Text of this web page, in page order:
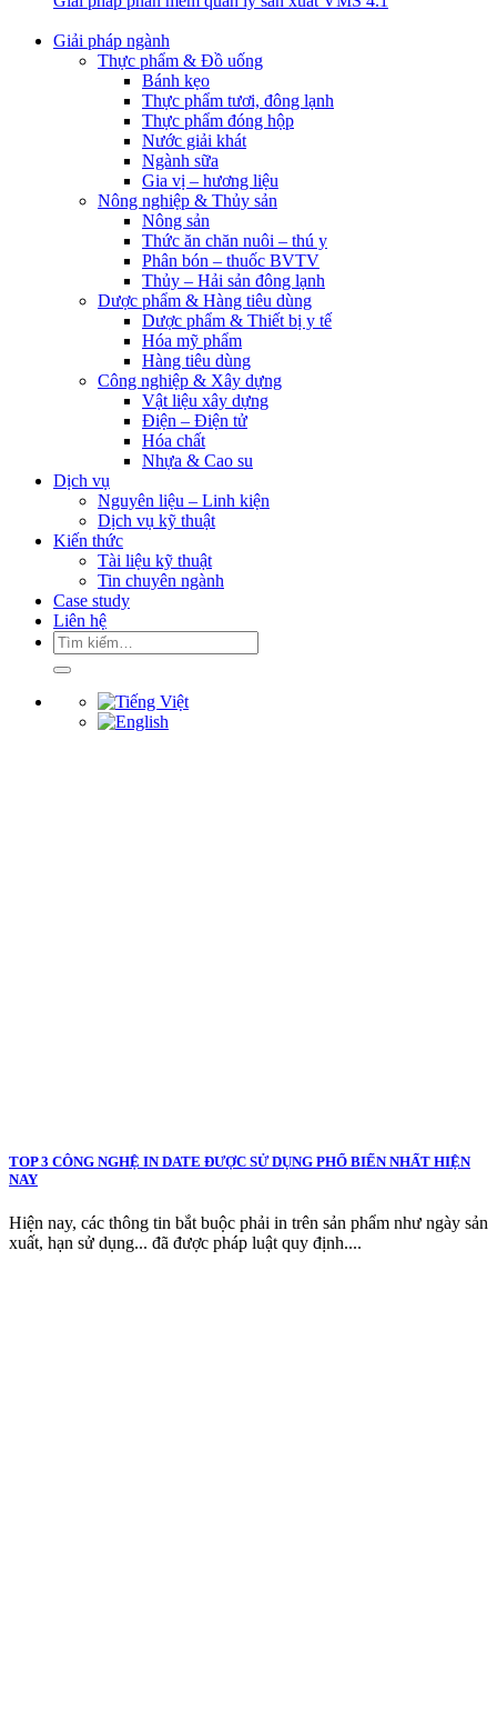
Giải pháp ngành
Thực phẩm & Đồ uống
Bánh kẹo
Thực phẩm tươi, đông lạnh
Thực phẩm đóng hộp
Nước giải khát
Ngành sữa
Gia vị – hương liệu
Nông nghiệp & Thủy sản
Nông sản
Thức ăn chăn nuôi – thú y
Phân bón – thuốc BVTV
Thủy – Hải sản đông lạnh
Dược phẩm & Hàng tiêu dùng
Dược phẩm & Thiết bị y tế
Hóa mỹ phẩm
Hàng tiêu dùng
Công nghiệp & Xây dựng
Vật liệu xây dựng
Điện – Điện tử
Hóa chất
Nhựa & Cao su
Dịch vụ
Nguyên liệu – Linh kiện
Dịch vụ kỹ thuật
Kiến thức
Tài liệu kỹ thuật
Tin chuyên ngành
Case study
Liên hệ
Tìm
kiếm:
TOP 3 CÔNG NGHỆ IN DATE ĐƯỢC SỬ DỤNG PHỔ BIẾN NHẤT HIỆN
NAY
Hiện nay, các thông tin bắt buộc phải in trên sản phẩm như ngày sản
xuất, hạn sử dụng... đã được pháp luật quy định....